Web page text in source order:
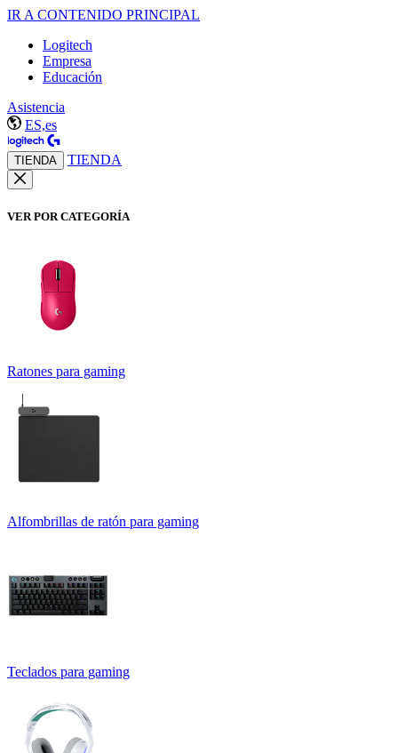
IR A CONTENIDO PRINCIPAL
Logitech
Empresa
Educación
Asistencia
ES,es
TIENDA TIENDA
VER POR CATEGORÍA
Ratones para gaming
Alfombrillas de ratón para gaming
Teclados para gaming